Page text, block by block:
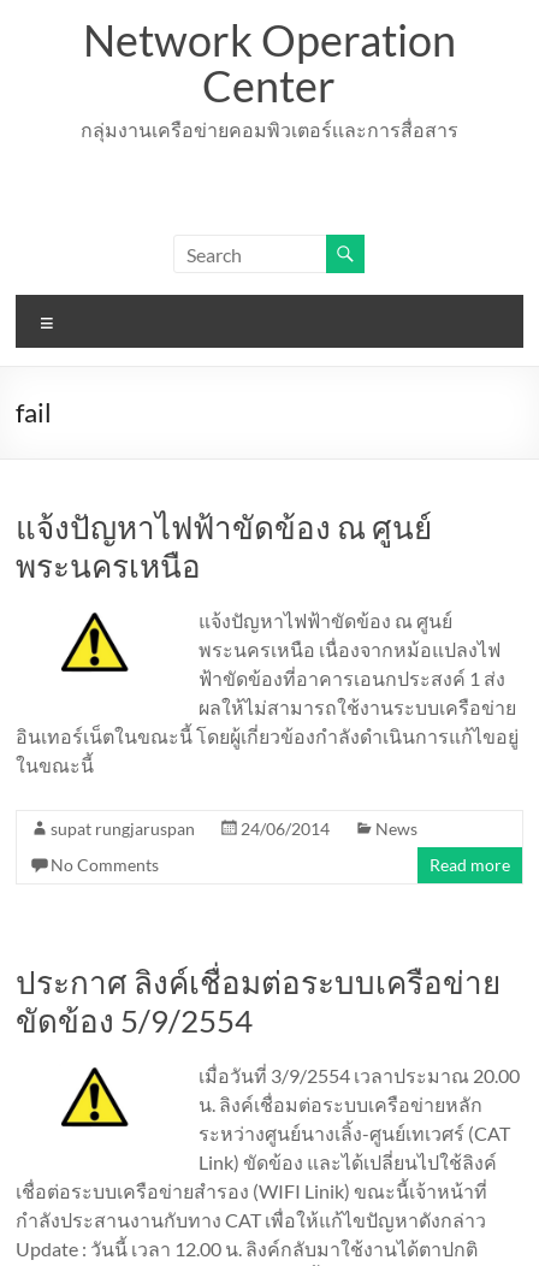
Network Operation
Center
กลุ่มงานเครือข่ายคอมพิวเตอร์เเละการสื่อสาร
fail
แจ้งปัญหาไฟฟ้าขัดข้อง ณ ศูนย์
พระนครเหนือ
แจ้งปัญหาไฟฟ้าขัดข้อง ณ ศูนย์
พระนครเหนือ เนื่องจากหม้อแปลงไฟ
ฟ้าขัดข้องที่อาคารเอนกประสงค์ 1 ส่ง
ผลให้ไม่สามารถใช้งานระบบเครือข่าย
อินเทอร์เน็ตในขณะนี้ โดยผู้เกี่ยวข้องกำลังดำเนินการแก้ไขอยู่
ในขณะนี้
supat rungjaruspan 24/06/2014
News
No Comments
Read more
ประกาศ ลิงค์เชื่อมต่อระบบเครือข่าย
ขัดข้อง 5/9/2554
เมื่อวันที่ 3/9/2554 เวลาประมาณ 20.00
น. ลิงค์เชื่อมต่อระบบเครือข่ายหลัก
ระหว่างศูนย์นางเลิ้ง-ศูนย์เทเวศร์ (CAT
Link) ขัดข้อง และได้เปลี่ยนไปใช้ลิงค์
เชื่อต่อระบบเครือข่ายสำรอง (WIFI Linik) ขณะนี้เจ้าหน้าที่
กำลังประสานงานกับทาง CAT เพื่อให้แก้ไขปัญหาดังกล่าว
Update : วันนี้ เวลา 12.00 น. ลิงค์กลับมาใช้งานได้ตาปกติ